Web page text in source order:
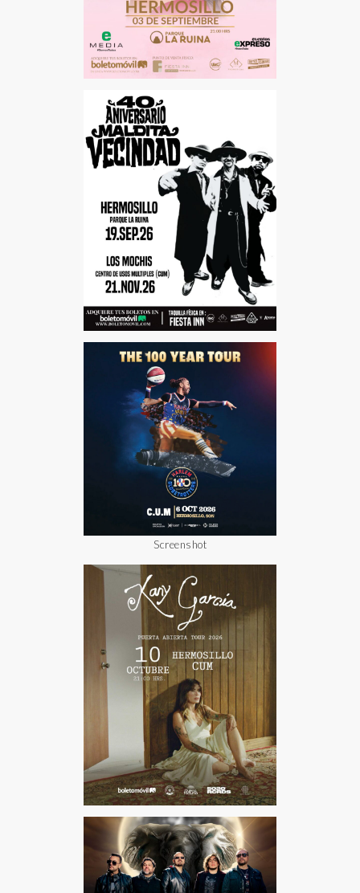
Screenshot